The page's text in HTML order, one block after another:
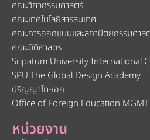
คณะวิศวกรรมศาสตร์
คณะเทคโนโลยีสารสนเทศ
คณะการออกแบบและสถาปัตยกรรมศาส
คณะนิติศาสตร์
Sripatum University International
SPU The Global Design Academy
ปริญญาโท-เอก
Office of Foreign Education MGMT
หน่วยงาน